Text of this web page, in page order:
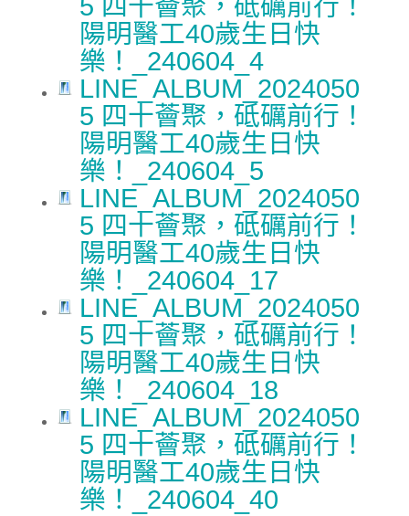
5 四十薈聚，砥礪前行！
陽明醫工40歲生日快
樂！_240604_4
LINE_ALBUM_2024050
5 四十薈聚，砥礪前行！
陽明醫工40歲生日快
樂！_240604_5
LINE_ALBUM_2024050
5 四十薈聚，砥礪前行！
陽明醫工40歲生日快
樂！_240604_17
LINE_ALBUM_2024050
5 四十薈聚，砥礪前行！
陽明醫工40歲生日快
樂！_240604_18
LINE_ALBUM_2024050
5 四十薈聚，砥礪前行！
陽明醫工40歲生日快
樂！_240604_40